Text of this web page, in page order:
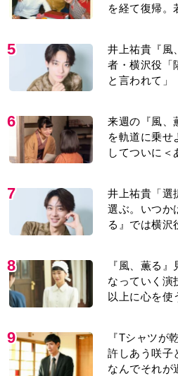
を経て復帰。
5
井上祐貴『風
者・横沢役「
と言われて」
6
来週の『風、
を軌道に乗せ
してついに
7
井上祐貴「選
選ぶ。いつか
る』では横沢
8
『風、薫る
なっていく演
以上に心を使
9
『Tシャツが
許しあう咲子
なんでそれ